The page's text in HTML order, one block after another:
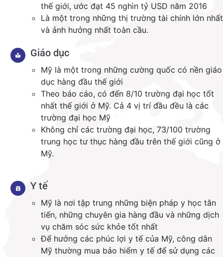
thế giới, ước đạt 45 nghìn tỷ USD năm 2016
Là một trong những thị trường tài chính lớn nhất
và ảnh hưởng nhất toàn cầu.
Giáo dục
Mỹ là một trong những cường quốc có nền giáo
dục hàng đầu thế giới
Theo báo cáo, có đến 8/10 trường đại học tốt
nhất thế giới ở Mỹ. Cả 4 vị trí đầu đều là các
trường đại học Mỹ
Không chỉ các trường đại học, 73/100 trường
trung học tư thục hàng đầu trên thế giới cũng ở
Mỹ.
Y tế
Mỹ là nơi tập trung những biện pháp y học tân
tiến, những chuyên gia hàng đầu và những dịch
vụ chăm sóc sức khỏe tốt nhất
Để hưởng các phúc lợi y tế của Mỹ, công dân
Mỹ thường mua bảo hiểm y tế để sử dụng các